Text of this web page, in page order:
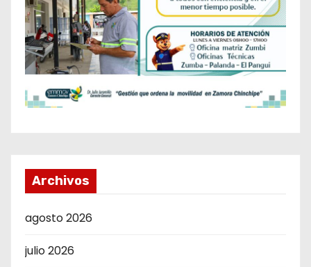
Archivos
agosto 2026
julio 2026